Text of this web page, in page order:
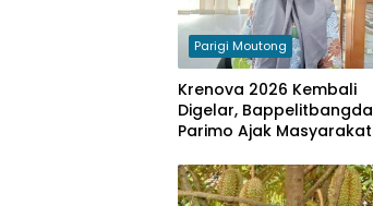
Rapat
Persiapan
FTT
Sulawesi
Tengah
Teluk
Parigi Moutong
Krenova 2026 Kembali
Digelar, Bappelitbangda
Parimo Ajak Masyarakat